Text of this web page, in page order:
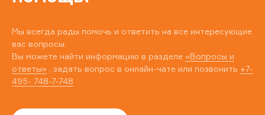
Мы всегда рады помочь и ответить на все интересующие
вас вопросы.
Вы можете найти информацию в разделе «Вопросы и
ответы» , задать вопрос в онлайн-чате или позвонить +7-
495- 748-7-748